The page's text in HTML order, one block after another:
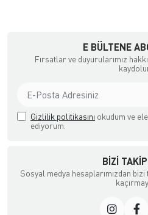
E BÜLTENE
Fırsatlar ve duyurularımız
Gizlilik politikasını okudum ve
ediyorum.
BIZI
Sosyal medya hesaplarımızdan